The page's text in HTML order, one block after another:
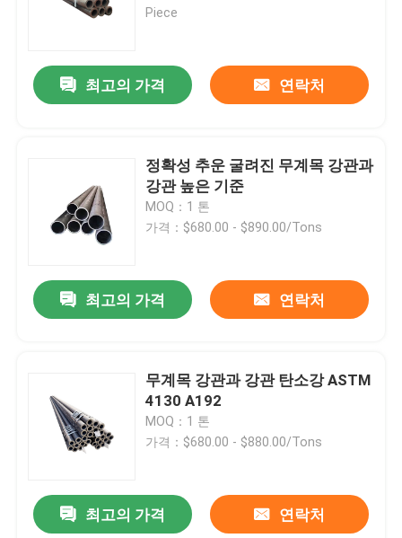
Piece
최고의 가격 연락처
정확성 추운 굴려진 무계목 강관과
강관 높은 기준
MOQ：1 톤
가격：$680.00 - $890.00/Tons
최고의 가격 연락처
무계목 강관과 강관 탄소강 ASTM
4130 A192
MOQ：1 톤
가격：$680.00 - $880.00/Tons
최고의 가격 연락처